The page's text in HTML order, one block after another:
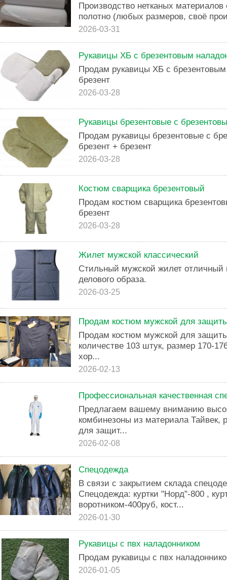
Производство нетканых
полотно (любых размеров, своё
2026-03-31
Рукавицы ХБ с брезентовым
Продам рукавицы ХБ с
брезент
2026-03-28
Рукавицы брезентовые с
Продам рукавицы брезентовые с
брезент + брезент
2026-03-28
Костюм сварщика брезентовый
Продам костюм сварщика
брезент
2026-03-28
Жилет мужской классический
Стильный мужской жилет отличный
делового образа.
2026-03-25
Продам костюм мужской для
Продам костюм мужской для
количестве 103 штук, размер 170-
хор...
2026-02-13
Профессиональная качественная
Предлагаем вашему вниманию
комбинезоны из материала Тайвек,
для защит...
2026-02-08
Спецодежда
В связи с закрытием склада
Спецодежда: куртки "Норд"-800 ,
воротником-400руб, кост...
2026-01-30
Рукавицы с пвх наладонником
Продам рукавицы с пвх
2026-01-05